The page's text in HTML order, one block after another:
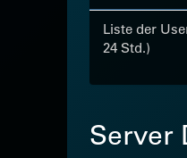
Liste der
24 Std.)
Server